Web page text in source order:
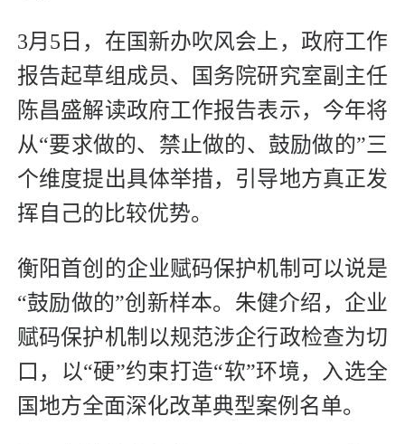
3月5日，在国新办吹风会上，政府工作
报告起草组成员、国务院研究室副主任
陈昌盛解读政府工作报告表示，今年将
从“要求做的、禁止做的、鼓励做的”三
个维度提出具体举措，引导地方真正发
挥自己的比较优势。
衡阳首创的企业赋码保护机制可以说是
“鼓励做的”创新样本。朱健介绍，企业
赋码保护机制以规范涉企行政检查为切
口，以“硬”约束打造“软”环境，入选全
国地方全面深化改革典型案例名单。